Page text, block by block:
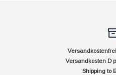
Versandkosten D
Shipping to